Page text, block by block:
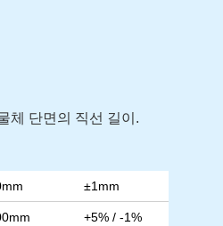
체 단면의 직선 길이.
±1mm
+5% / -1%